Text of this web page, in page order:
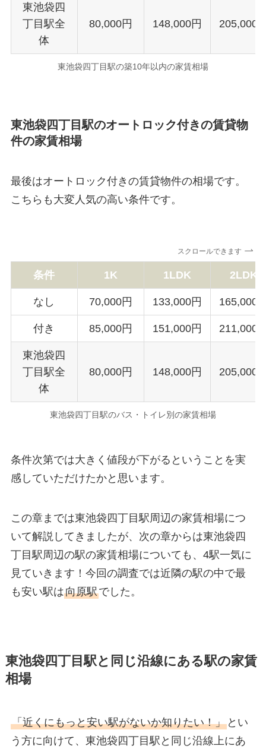
東池袋四
丁目駅全
体
80,000円 148,000円 205,000
東池袋四丁目駅の築10年以内の家賃相場
東池袋四丁目駅のオートロック付きの賃貸物
件の家賃相場
最後はオートロック付きの賃貸物件の相場です。
こちらも大変人気の高い条件です。
スクロールできます
条件 1K 1LDK 2LDK
なし 70,000円 133,000円 165,000
付き 85,000円 151,000円 211,000
東池袋四
丁目駅全
体
80,000円 148,000円 205,000
東池袋四丁目駅のバス・トイレ別の家賃相場
条件次第では大きく値段が下がるということを実
感していただけたかと思います。
この章までは東池袋四丁目駅周辺の家賃相場につ
いて解説してきましたが、次の章からは東池袋四
丁目駅周辺の駅の家賃相場についても、4駅一気に
見ていきます！今回の調査では近隣の駅の中で最
も安い駅は向原駅でした。
東池袋四丁目駅と同じ沿線にある駅の家賃
相場
「近くにもっと安い駅がないか知りたい！」とい
う方に向けて、東池袋四丁目駅と同じ沿線上にあ